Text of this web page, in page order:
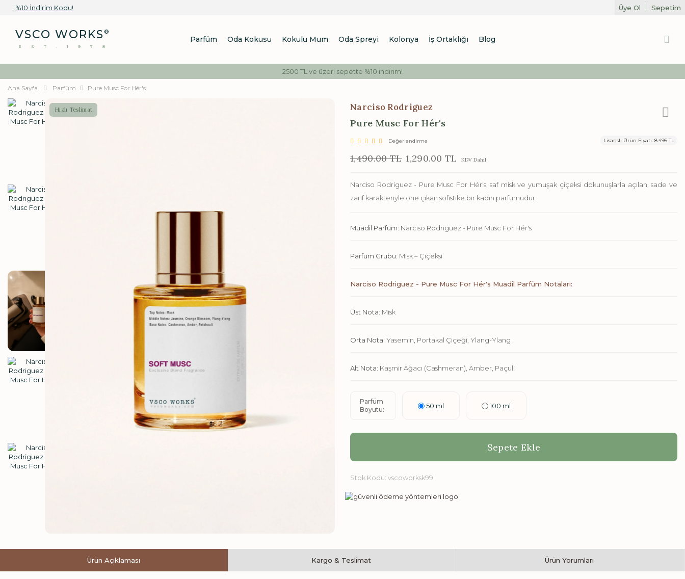
%10 İndirim Kodu! Üye Ol Sepetim
VSCO WORKS ®
EST.1978
Parfüm Oda Kokusu Kokulu Mum Oda Spreyi Kolonya İş Ortaklığı Blog
2500 TL ve üzeri sepette %10 indirim!
Ana Sayfa Parfüm Pure Musc For Hér's
Hızlı Teslimat Narciso Rodriguez
Pure Musc For Hér's
Lisanslı Ürün Fiyatı: 8.495 TL
Değerlendirme
1,490.00 TL 1,290.00 TL KDV Dahil
Narciso Rodriguez - Pure Musc For Hér's, saf misk ve yumuşak çiçeksi dokunuşlarla açılan, sade ve
zarif karakteriyle öne çıkan sofistike bir kadın parfümüdür.
Muadil Parfüm: Narciso Rodriguez - Pure Musc For Hér's
Parfüm Grubu: Misk – Çiçeksi
Narciso Rodriguez - Pure Musc For Hér's Muadil Parfüm Notaları:
Üst Nota: Misk
Orta Nota: Yasemin, Portakal Çiçeği, Ylang-Ylang
Alt Nota: Kaşmir Ağacı (Cashmeran), Amber, Paçuli
Parfüm
Boyutu:
50 ml 100 ml
Sepete Ekle
Stok Kodu: vscoworksk99
Ürün Açıklaması Kargo & Teslimat Ürün Yorumları